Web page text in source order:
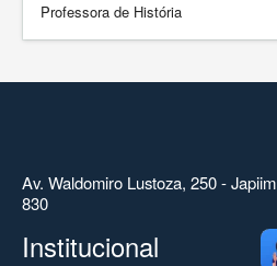
Professora de História
Av. Waldomiro Lustoza, 250 -
830
Institucional